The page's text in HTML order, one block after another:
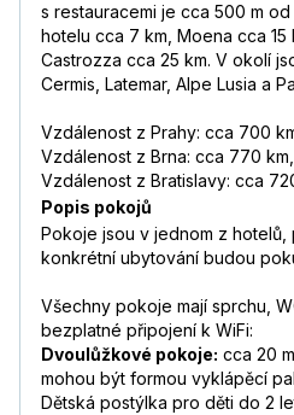
s restauracemi je cca 500 m
hotelu cca 7 km, Moena cca 15
Castrozza cca 25 km. V okolí
Cermis, Latemar, Alpe Lusia a
Vzdálenost z Prahy: cca 700
Vzdálenost z Brna: cca 770
Vzdálenost z Bratislavy: cca
Popis pokojů
Pokoje jsou v jednom z
konkrétní ubytování budou
Všechny pokoje mají sprchu,
bezplatné připojení k WiFi:
Dvoulůžkové pokoje: cca 20
mohou být formou vyklápěcí
Dětská postýlka pro děti do 2